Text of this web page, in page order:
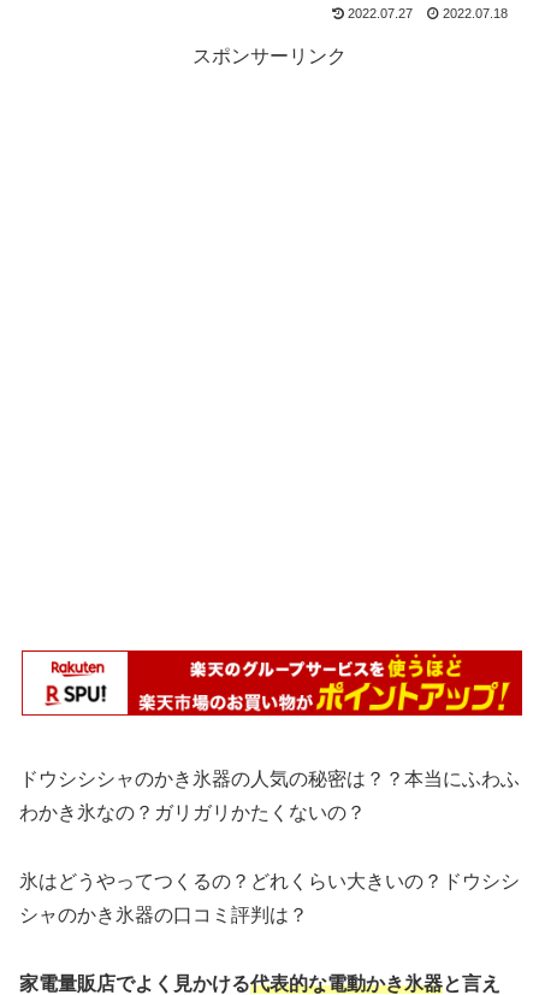
2022.07.27 2022.07.18
スポンサーリンク
ドウシシシャのかき氷器の人気の秘密は？？本当にふわふ
わかき氷なの？ガリガリかたくないの？
氷はどうやってつくるの？どれくらい大きいの？ドウシシ
シャのかき氷器の口コミ評判は？
家電量販店でよく見かける代表的な電動かき氷器と言え